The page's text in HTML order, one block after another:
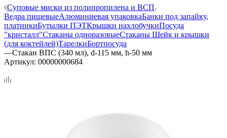
Суповые миски из полипропилена и ВСП
Ведра пищевыеАлюминиевая упаковкаБанки под запайку,
платинкиБутылки ПЭТКрышки нахлобучкиПосуда
"кристалл"Стаканы одноразовыеСтаканы Шейк и крышки
(для коктейлей)ТарелкиБортпосуда
—Стакан ВПС (340 мл), d-115 мм, h-50 мм
Артикул: 00000000684